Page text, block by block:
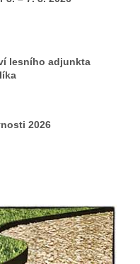
v Lužci
u
v
v
v Lužci
v Lužci
lesního adjunkta
2026